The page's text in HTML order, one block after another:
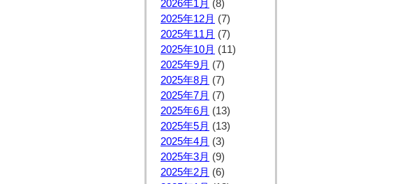
2026年1月 (8)
2025年12月 (7)
2025年11月 (7)
2025年10月 (11)
2025年9月 (7)
2025年8月 (7)
2025年7月 (7)
2025年6月 (13)
2025年5月 (13)
2025年4月 (3)
2025年3月 (9)
2025年2月 (6)